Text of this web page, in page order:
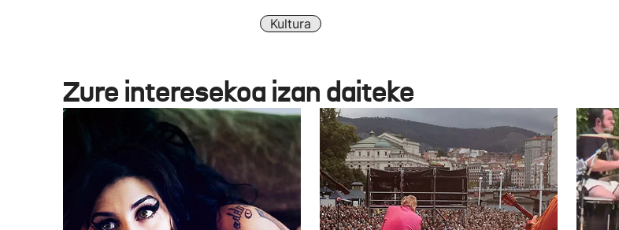
Kultura
Zure interesekoa izan daiteke